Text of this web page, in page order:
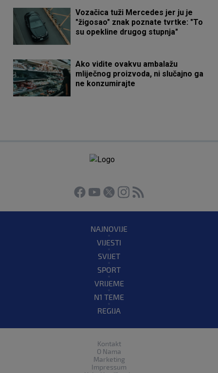
Vozačica tuži Mercedes jer ju je
"žigosao" znak poznate tvrtke: "To
su opekline drugog stupnja"
Ako vidite ovakvu ambalažu
mliječnog proizvoda, ni slučajno ga
ne konzumirajte
NAJNOVIJE
VIJESTI
SVIJET
SPORT
VRIJEME
N1 TEME
REGIJA
Kontakt
O Nama
Marketing
Impressum